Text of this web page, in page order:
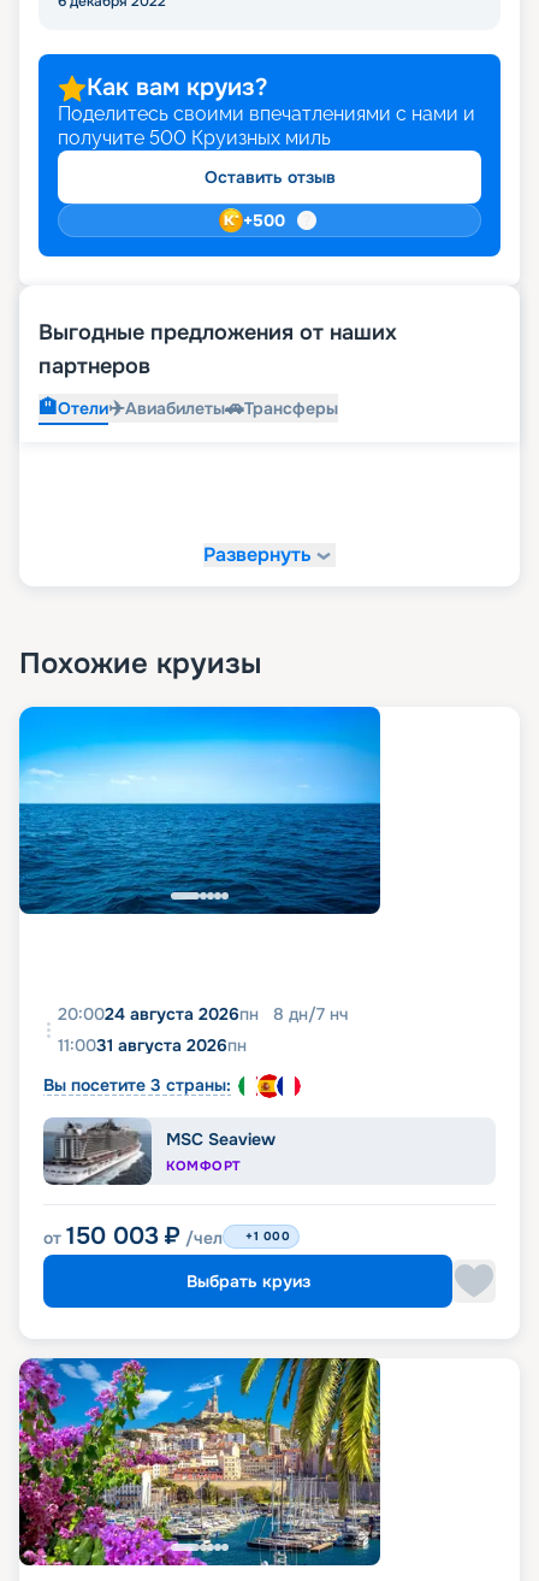
Как вам круиз?
Поделитесь своими впечатлениями с нами и
получите 500 Круизных миль
Оставить отзыв
+500
Выгодные предложения от наших
партнеров
🏨Отели✈️Авиабилеты🚗Трансферы
Развернуть
Похожие круизы
20:0024 августа 2026пн 8 дн/7 нч
11:0031 августа 2026пн
Вы посетите 3 страны:
MSC Seaview
КОМФОРТ
от 150 003 ₽ /чел +1 000
Выбрать круиз